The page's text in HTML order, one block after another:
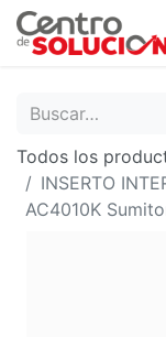
Todos los
INSERTO
AC4010K